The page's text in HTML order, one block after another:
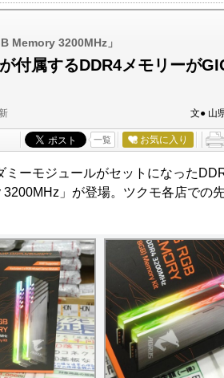
Memory 3200MHz」
付属するDDR4メモリーが
文● 山
一覧 お気に入り
ーモジュールがセットになった
3200MHz」が登場。ツクモ各店での